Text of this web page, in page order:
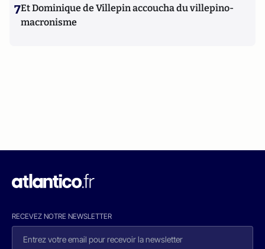
7Et Dominique de Villepin accoucha du villepino-
macronisme
RECEVEZ NOTRE NEWSLETTER